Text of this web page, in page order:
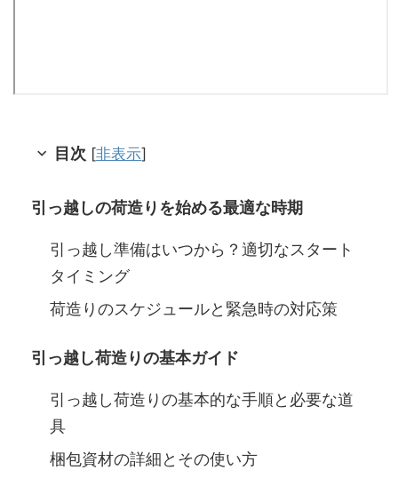
目次 [非表示]
引っ越しの荷造りを始める最適な時期
引っ越し準備はいつから？適切なスタート
タイミング
荷造りのスケジュールと緊急時の対応策
引っ越し荷造りの基本ガイド
引っ越し荷造りの基本的な手順と必要な道
具
梱包資材の詳細とその使い方